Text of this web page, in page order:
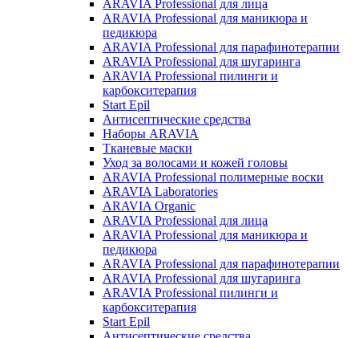
ARAVIA Professional для лица
ARAVIA Professional для маникюра и
педикюра
ARAVIA Professional для парафинотерапии
ARAVIA Professional для шугаринга
ARAVIA Professional пилинги и
карбокситерапия
Start Epil
Антисептические средства
Наборы ARAVIA
Тканевые маски
Уход за волосами и кожей головы
ARAVIA Professional полимерные воски
ARAVIA Laboratories
ARAVIA Organic
ARAVIA Professional для лица
ARAVIA Professional для маникюра и
педикюра
ARAVIA Professional для парафинотерапии
ARAVIA Professional для шугаринга
ARAVIA Professional пилинги и
карбокситерапия
Start Epil